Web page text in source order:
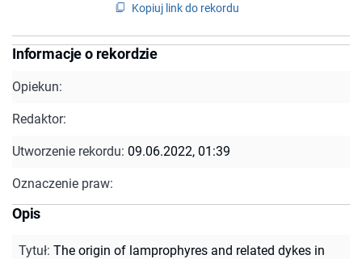
Kopiuj link do rekordu
Informacje o rekordzie
Opiekun:
Redaktor:
Utworzenie rekordu: 09.06.2022, 01:39
Oznaczenie praw:
Opis
Tytuł: The origin of lamprophyres and related dykes in